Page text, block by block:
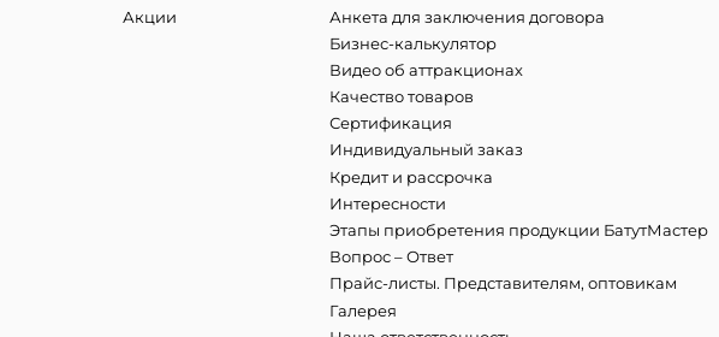
Акции
Анкета для заключения договора
Бизнес-калькулятор
Видео об аттракционах
Качество товаров
Сертификация
Индивидуальный заказ
Кредит и рассрочка
Интересности
Этапы приобретения продукции БатутМастер
Вопрос – Ответ
Прайс-листы. Представителям, оптовикам
Галерея